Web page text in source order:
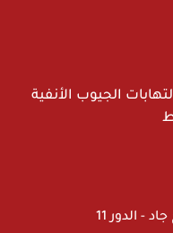
الجيوب الأنفية